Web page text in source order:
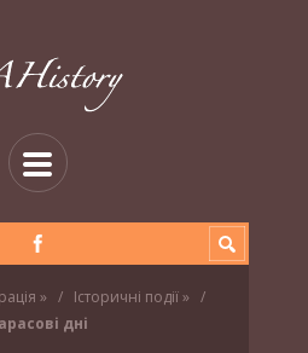
» Історичні події»
дні